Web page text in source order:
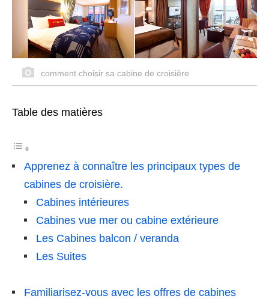
comment choisir sa cabine de croisière
Table des matières
Apprenez à connaître les principaux types de
cabines de croisière.
Cabines intérieures
Cabines vue mer ou cabine extérieure
Les Cabines balcon / veranda
Les Suites
Familiarisez-vous avec les offres de cabines